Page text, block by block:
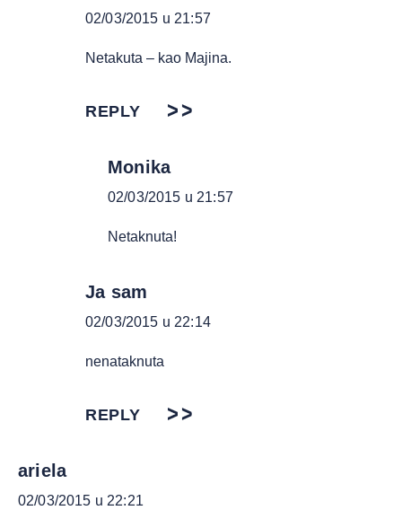
02/03/2015 u 21:57
Netakuta – kao Majina.
REPLY
Monika
02/03/2015 u 21:57
Netaknuta!
Ja sam
02/03/2015 u 22:14
nenataknuta
REPLY
ariela
02/03/2015 u 22:21